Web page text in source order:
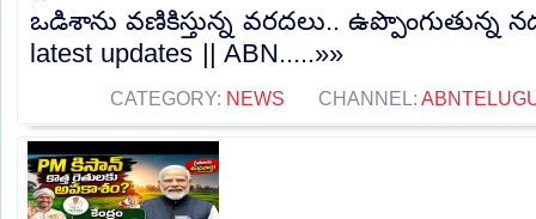
ఒడిశాను వణికిస్తున్న వరదలు.. ఉప్పొంగుతున్న
latest updates || ABN.....»»
CATEGORY: NEWS CHANNEL: